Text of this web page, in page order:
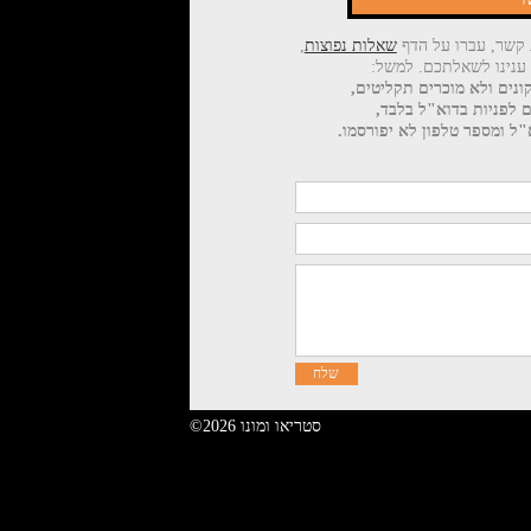
קשר, עברו על הדףשאלות נפוצות,
ענינו לשאלתכם. למשל:
ולא מוכרים תקליטים,
לפניות בדוא"ל בלבד,
ומספר טלפון לא יפורסמו.
©2026 סטריאו ומונו